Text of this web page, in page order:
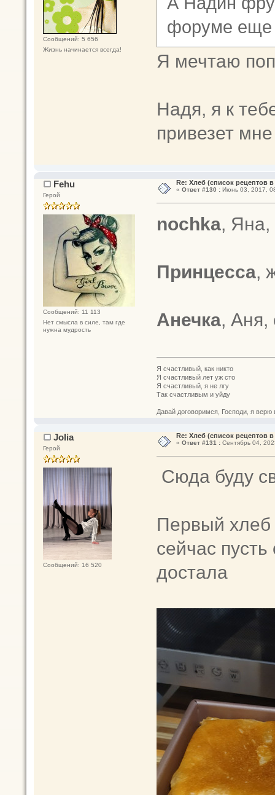
Сообщений: 5 656
Жизнь начинается всегда!
форуме
Я мечтаю
Надя, я к
привезет
Fehu
Герой
Сообщений: 11 113
Нет смысла в силе, там где
нужна мудрость
Re: Хлеб (список рецептов
« Ответ #130 :Июнь 03, 2017,
nochka,
Принцесса,
Анечка, Аня,
Я счастливый, как никто
Я счастливый лет уж сто
Я счастливый, я не лгу
Так счастливым и уйду
Давай договоримся, Господи, я
Jolia
Герой
Сообщений: 16 520
Re: Хлеб (список рецептов
« Ответ #131 :Сентябрь 04,
Сюда буду
Первый хлеб
сейчас
достала